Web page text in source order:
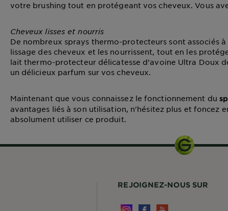
votre brushing tout en protégeant vos cheveux. Vous
Cheveux lisses et nourris
De nombreux sprays thermo-protecteurs sont associés
lissage des cheveux et les nourrissent, tout en les
lait thermo-protecteur délicatesse d’avoine Ultra Doux
un délicieux parfum sur vos cheveux.
Maintenant que vous connaissez le fonctionnement du
avantages liés à son utilisation, n'hésitez plus et foncez
absolument utiliser ce produit.
REJOIGNEZ-NOUS SUR